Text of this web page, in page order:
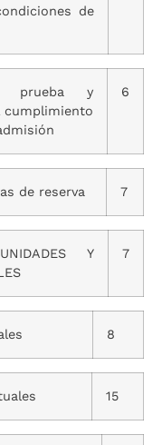
de
prueba y
cumplimiento
6
de reserva 7
Y
7
8
15